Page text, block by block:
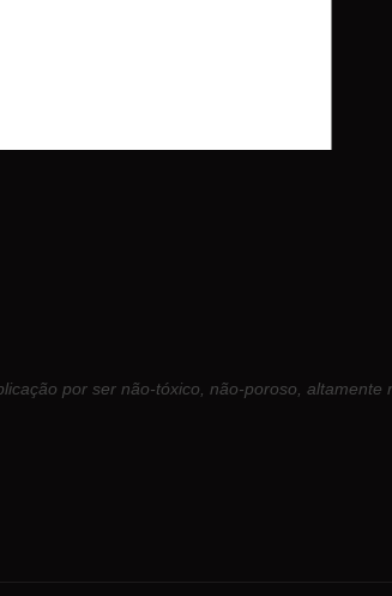
por ser não-tóxico, não-poroso,